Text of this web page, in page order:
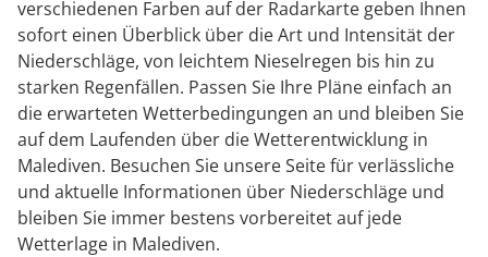
verschiedenen Farben auf der Radarkarte geben Ihnen
sofort einen Überblick über die Art und Intensität der
Niederschläge, von leichtem Nieselregen bis hin zu
starken Regenfällen. Passen Sie Ihre Pläne einfach an
die erwarteten Wetterbedingungen an und bleiben Sie
auf dem Laufenden über die Wetterentwicklung in
Malediven. Besuchen Sie unsere Seite für verlässliche
und aktuelle Informationen über Niederschläge und
bleiben Sie immer bestens vorbereitet auf jede
Wetterlage in Malediven.